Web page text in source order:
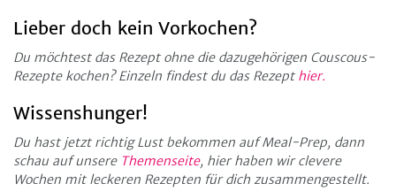
Lieber doch kein Vorkochen?
Du möchtest das Rezept ohne die dazugehörigen Couscous-
Rezepte kochen? Einzeln findest du das Rezept hier.
Wissenshunger!
Du hast jetzt richtig Lust bekommen auf Meal-Prep, dann
schau auf unsere Themenseite, hier haben wir clevere
Wochen mit leckeren Rezepten für dich zusammengestellt.